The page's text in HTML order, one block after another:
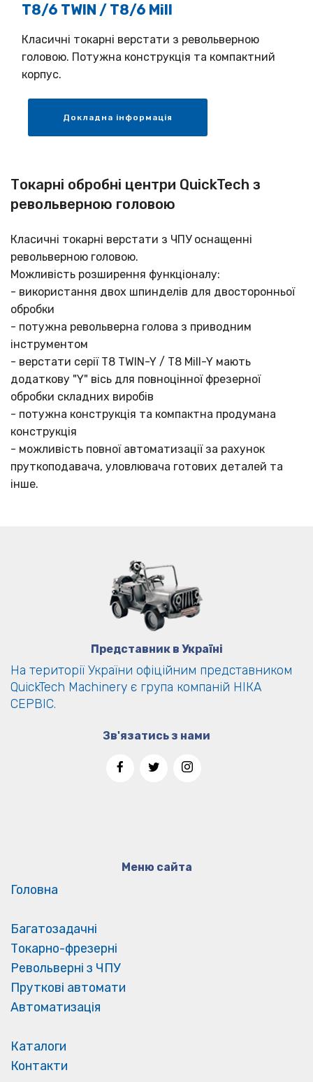
T8/6 TWIN / T8/6 Mill
Класичні токарні верстати з револьверною
головою. Потужна конструкція та компактний
корпус.
Докладна інформація
Токарні обробні центри QuickTech з
револьверною головою
Класичні токарні верстати з ЧПУ оснащенні
револьверною головою.
Можливість розширення функціоналу:
- використання двох шпинделів для двосторонньої
обробки
- потужна револьверна голова з приводним
інструментом
- верстати серії T8 TWIN-Y / T8 Mill-Y мають
додаткову "Y" вісь для повноцінної фрезерної
обробки складних виробів
- потужна конструкція та компактна продумана
конструкція
- можливість повної автоматизації за рахунок
пруткоподавача, уловлювача готових деталей та
інше.
Представник в Україні
На території України офіційним представником
QuickTech Machinery є група компаній НІКА
СЕРВІС.
Зв'язатись з нами
Меню сайта
Головна
Багатозадачні
Токарно-фрезерні
Револьверні з ЧПУ
Пруткові автомати
Автоматизація
Каталоги
Контакти